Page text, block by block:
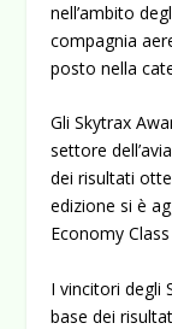
nell’ambito
compagnia
posto nella
Gli Skytrax
settore
dei risultati
edizione si è
Economy
I vincitori degli
base dei